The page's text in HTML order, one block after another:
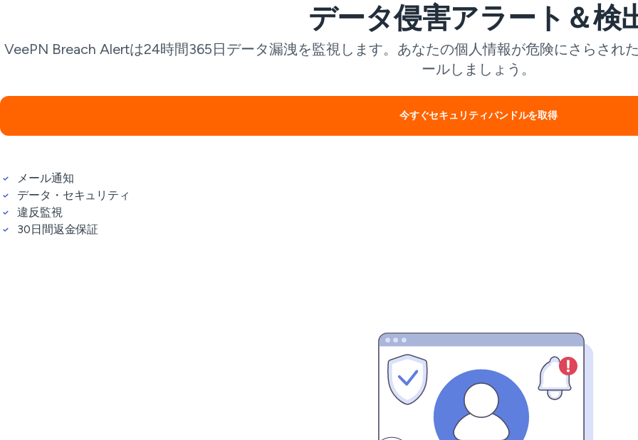
データ侵害アラート＆検
VeePN Breach Alertは24時間365日データ漏洩を監視します。あなたの個人情報が危険にさらされ
ールしましょう。
今すぐセキュリティバンドルを取得
メール通知
データ・セキュリティ
違反監視
30日間返金保証